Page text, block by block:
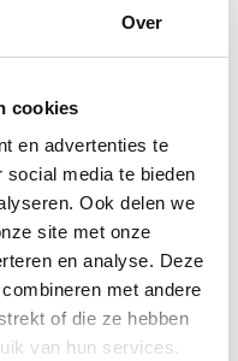
Over
cookies
en advertenties te
media te bieden
Ook delen we
site met onze
en analyse. Deze
met andere
of die ze hebben
van hun services.
hotels)
te beperken
al in augustus 2026
wetgeving vanuit de
beperkt geweest.
organisaties nog